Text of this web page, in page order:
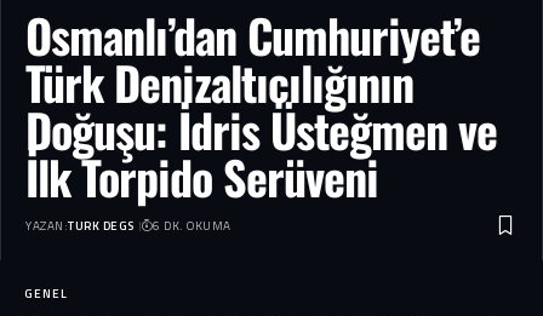
Osmanlı’dan Cumhuriyet’e
Türk Denizaltıcılığının
Doğuşu: İdris Üsteğmen ve
İlk Torpido Serüveni
YAZAN:TURK DEGS 6 DK. OKUMA
GENEL